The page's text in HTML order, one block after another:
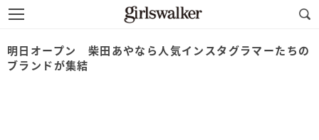
明日オープン 柴田あやなら人気インスタグラマーたちの
ブランドが集結